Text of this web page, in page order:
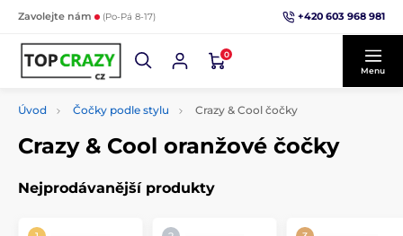
Zavolejte nám (Po-Pá 8-17) +420 603 968 981
0
Menu
Úvod Čočky podle stylu Crazy & Cool čočky
Crazy & Cool oranžové čočky
Nejprodávanější produkty